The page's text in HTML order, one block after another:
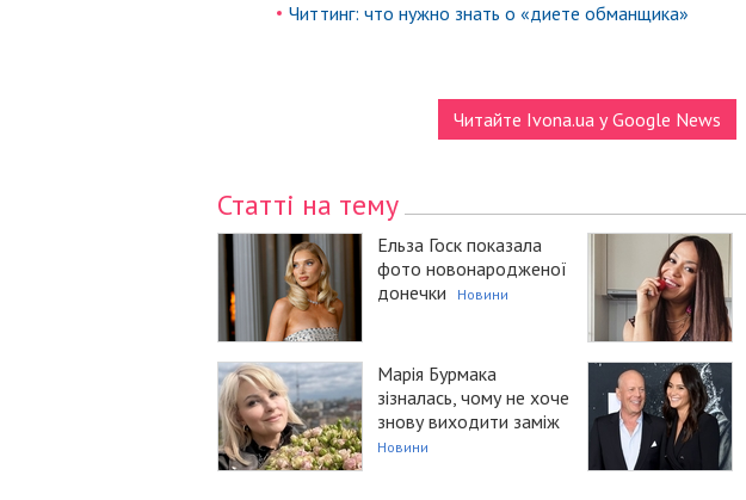
Читтинг: что нужно знать о «диете обманщика»
Читайте Ivona.ua у Google News
Статті на тему
Ельза Госк показала
фото новонародженої
донечки
Новини
Марія Бурмака
зізналась, чому не хоче
знову виходити заміж
Новини